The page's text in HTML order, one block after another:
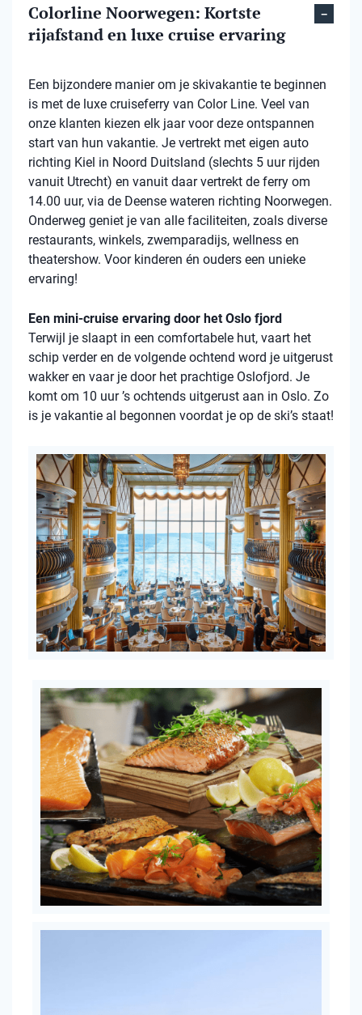
Colorline Noorwegen: Kortste
rijafstand en luxe cruise ervaring
Een bijzondere manier om je skivakantie te beginnen
is met de luxe cruiseferry van Color Line. Veel van
onze klanten kiezen elk jaar voor deze ontspannen
start van hun vakantie. Je vertrekt met eigen auto
richting Kiel in Noord Duitsland (slechts 5 uur rijden
vanuit Utrecht) en vanuit daar vertrekt de ferry om
14.00 uur, via de Deense wateren richting Noorwegen.
Onderweg geniet je van alle faciliteiten, zoals diverse
restaurants, winkels, zwemparadijs, wellness en
theatershow. Voor kinderen én ouders een unieke
ervaring!
Een mini-cruise ervaring door het Oslo fjord
Terwijl je slaapt in een comfortabele hut, vaart het
schip verder en de volgende ochtend word je uitgerust
wakker en vaar je door het prachtige Oslofjord. Je
komt om 10 uur ’s ochtends uitgerust aan in Oslo. Zo
is je vakantie al begonnen voordat je op de ski’s staat!